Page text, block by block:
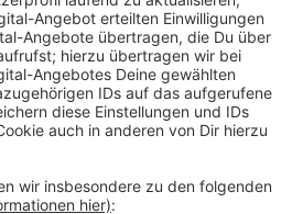
das Amt für Denkmalpflege. Im
die Forderung auf, erst eine
zu bestimmen, bevor ein
wird. Veranstaltungen
von den nächsten Schritten
weiterhin dort stattfinden, sagt